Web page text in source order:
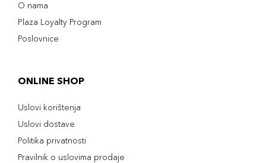
O nama
Plaza Loyalty Program
Poslovnice
ONLINE SHOP
Uslovi korištenja
Uslovi dostave
Politika privatnosti
Pravilnik o uslovima prodaje